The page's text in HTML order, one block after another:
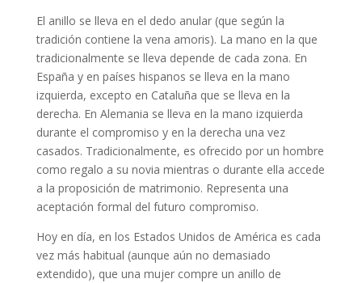
El anillo se lleva en el dedo anular (que según la
tradición contiene la vena amoris). La mano en la que
tradicionalmente se lleva depende de cada zona. En
España y en países hispanos se lleva en la mano
izquierda, excepto en Cataluña que se lleva en la
derecha. En Alemania se lleva en la mano izquierda
durante el compromiso y en la derecha una vez
casados. Tradicionalmente, es ofrecido por un hombre
como regalo a su novia mientras o durante ella accede
a la proposición de matrimonio. Representa una
aceptación formal del futuro compromiso.
Hoy en día, en los Estados Unidos de América es cada
vez más habitual (aunque aún no demasiado
extendido), que una mujer compre un anillo de